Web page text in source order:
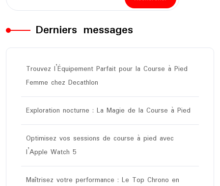
Derniers messages
Trouvez l’Équipement Parfait pour la Course à Pied
Femme chez Decathlon
Exploration nocturne : La Magie de la Course à Pied
Optimisez vos sessions de course à pied avec
l’Apple Watch 5
Maîtrisez votre performance : Le Top Chrono en